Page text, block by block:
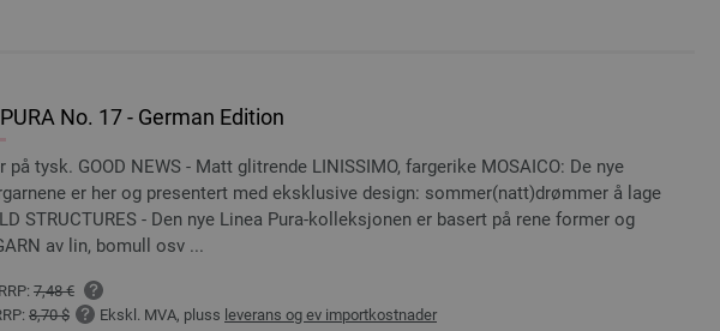
No. 17 - German Edition
på tysk. GOOD NEWS - Matt glitrende LINISSIMO, fargerike MOSAICO: De nye
er her og presentert med eksklusive design: sommer(natt)drømmer å lage
STRUCTURES - Den nye Linea Pura-kolleksjonen er basert på rene former og
av lin, bomull osv ...
RRP: 7,48 €
8,70 $ Ekskl. MVA, pluss leverans og ev importkostnader